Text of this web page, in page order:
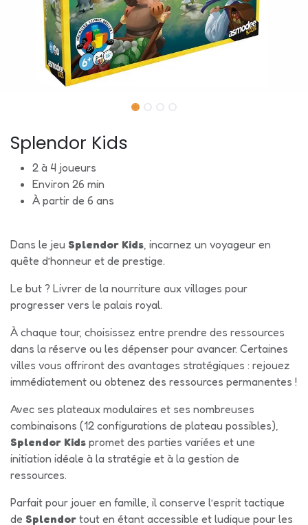
Splendor Kids
2 à 4 joueurs
Environ 26 min
À partir de 6 ans
Dans le jeu Splendor Kids , incarnez un voyageur en
quête d’honneur et de prestige.
Le but ? Livrer de la nourriture aux villages pour
progresser vers le palais royal.
À chaque tour, choisissez entre prendre des ressources
dans la réserve ou les dépenser pour avancer. Certaines
villes vous offriront des avantages stratégiques : rejouez
immédiatement ou obtenez des ressources permanentes !
Avec ses plateaux modulaires et ses nombreuses
combinaisons (12 configurations de plateau possibles),
Splendor Kids promet des parties variées et une
initiation idéale à la stratégie et à la gestion de
ressources.
Parfait pour jouer en famille, il conserve l’esprit tactique
de Splendor tout en étant accessible et ludique pour les